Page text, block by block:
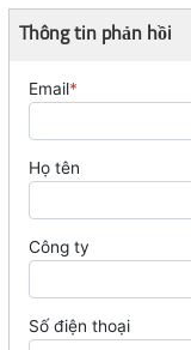
Thông tin phản hồi